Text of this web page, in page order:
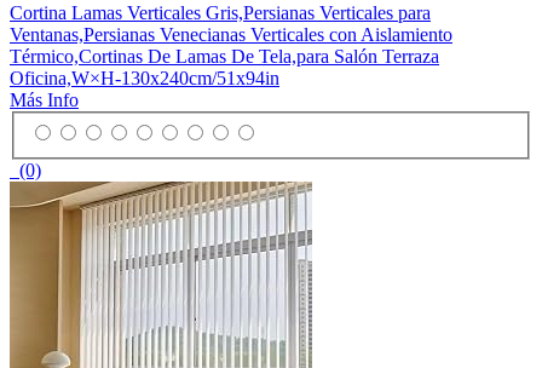
Cortina Lamas Verticales Gris,Persianas Verticales para
Ventanas,Persianas Venecianas Verticales con Aislamiento
Térmico,Cortinas De Lamas De Tela,para Salón Terraza
Oficina,W×H-130x240cm/51x94in
Más Info
(0)